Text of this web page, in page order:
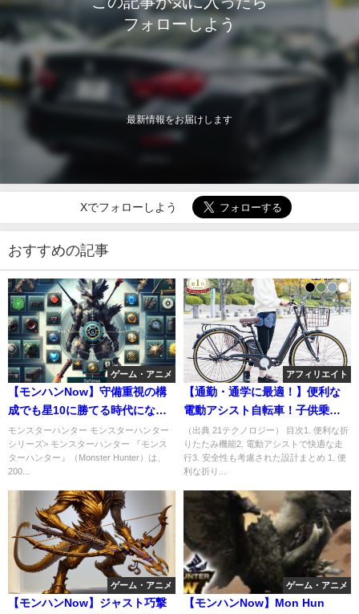
フォローしよう
最新情報をお届けします
Xでフォローしよう
おすすめの記事
ゲーム・アニメ
【モンハンNow】守備重視の構
成でも星10に勝てる時代になっ
たので紹介してみた！
モンスターハンター モンスターハンター
シリーズ> モンスターハンター 『モンス
ターハンター』（Monster Hunter）は、
200...
アフィリエイト
【通勤・通学に最適！】便利な
電動アシスト自転車！子供乗せ
や折りたたみも可能な26インチ
モデルが最適な理由！送料無
料！
（出典 21テクノロジー） 目次1. 便利な折
りたたみ機能2. 電動アシストで快適な走
行3. 安全性も考慮された設計まとめ 1. 便
利な折り...
ゲーム・アニメ
【モンハンNow】ジャスト巧撃
ゲーム・アニメ
【モンハンNow】Mon Hun